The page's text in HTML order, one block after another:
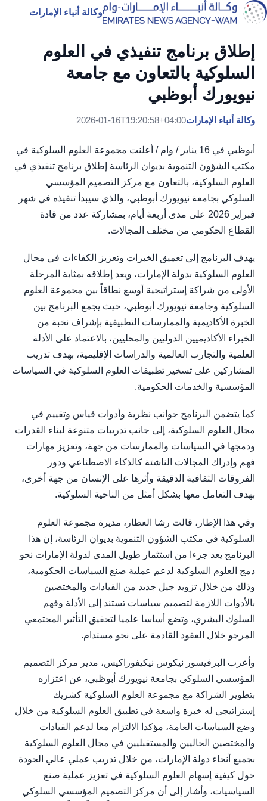
وكالة أنباء الإمارات
إطلاق برنامج تنفيذي في العلوم
السلوكية بالتعاون مع جامعة
نيويورك أبوظبي
وكالة أنباء الإمارات2026-01-16T19:20:58+04:00
أبوظبي في 16 يناير / وام / أعلنت مجموعة العلوم السلوكية في
مكتب الشؤون التنموية بديوان الرئاسة إطلاق برنامج تنفيذي في
العلوم السلوكية، بالتعاون مع مركز التصميم المؤسسي
السلوكي بجامعة نيويورك أبوظبي، والذي سيبدأ تنفيذه في شهر
فبراير 2026 على مدى أربعة أيام، بمشاركة عدد من قادة
القطاع الحكومي من مختلف المجالات.
يهدف البرنامج إلى تعميق الخبرات وتعزيز الكفاءات في مجال
العلوم السلوكية بدولة الإمارات، ويعد إطلاقه بمثابة المرحلة
الأولى من شراكة إستراتيجية أوسع نطاقاً بين مجموعة العلوم
السلوكية وجامعة نيويورك أبوظبي، حيث يجمع البرنامج بين
الخبرة الأكاديمية والممارسات التطبيقية بإشراف نخبة من
الخبراء الأكاديميين الدوليين والمحليين، بالاعتماد على الأدلة
العلمية والتجارب العالمية والدراسات الإقليمية، بهدف تدريب
المشاركين على تسخير تطبيقات العلوم السلوكية في السياسات
المؤسسية والخدمات الحكومية.
كما يتضمن البرنامج جوانب نظرية وأدوات قياس وتقييم في
مجال العلوم السلوكية، إلى جانب تدريبات متنوعة لبناء القدرات
ودمجها في السياسات والممارسات من جهة، وتعزيز مهارات
فهم وإدراك المجالات الناشئة كالذكاء الاصطناعي ودور
الفروقات الثقافية الدقيقة وأثرها على الإنسان من جهة أخرى،
بهدف التعامل معها بشكل أمثل من الناحية السلوكية.
وفي هذا الإطار، قالت رشا العطار، مديرة مجموعة العلوم
السلوكية في مكتب الشؤون التنموية بديوان الرئاسة، إن هذا
البرنامج يعد جزءا من استثمار طويل المدى لدولة الإمارات نحو
دمج العلوم السلوكية لدعم عملية صنع السياسات الحكومية،
وذلك من خلال تزويد جيل جديد من القيادات والمختصين
بالأدوات اللازمة لتصميم سياسات تستند إلى الأدلة وفهم
السلوك البشري، وتضع أساسا علميا لتحقيق التأثير المجتمعي
المرجو خلال العقود القادمة على نحو مستدام.
وأعرب البرفيسور نيكوس نيكيفوراكيس، مدير مركز التصميم
المؤسسي السلوكي بجامعة نيويورك أبوظبي، عن اعتزازه
بتطوير الشراكة مع مجموعة العلوم السلوكية كشريك
إستراتيجي له خبرة واسعة في تطبيق العلوم السلوكية من خلال
وضع السياسات العامة، مؤكدا الالتزام معا لدعم القيادات
والمختصين الحاليين والمستقبليين في مجال العلوم السلوكية
بجميع أنحاء دولة الإمارات، من خلال تدريب عملي عالي الجودة
حول كيفية إسهام العلوم السلوكية في تعزيز عملية صنع
السياسيات، وأشار إلى أن مركز التصميم المؤسسي السلوكي